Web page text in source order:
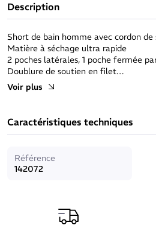
Description
Short de bain homme avec cordon
Matière à séchage ultra rapide
2 poches latérales, 1 poche fermée
Doublure de soutien en filet
Composition : 100% polyester
Voir plus
Caractéristiques techniques
Référence
142072